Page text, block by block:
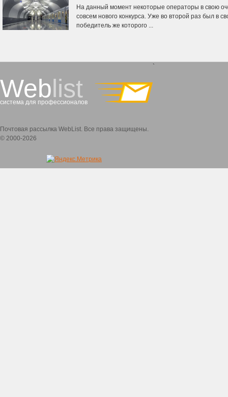
На данный момент некоторые операторы в свою
совсем нового конкурса. Уже во второй раз был в
победитель же которого ...
Weblist
система для профессионалов
`
Почтовая рассылка WebList. Все права защищены.
© 2000-2026